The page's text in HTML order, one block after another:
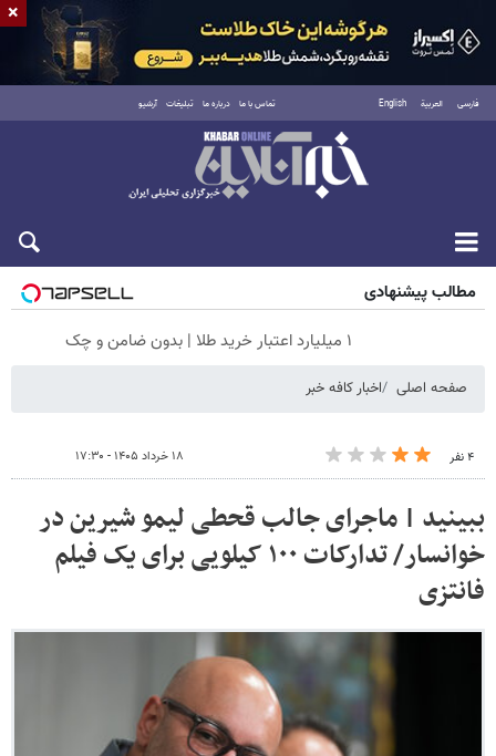
فارسی العربية English تماس با ما درباره ما تبلیغات آرشیو
جمعه ۱۶ مرداد ۱۴۰۵
مطالب پیشنهادی
۱ میلیارد اعتبار خرید طلا | بدون ضامن و چک
صفحه اصلی اخبار کافه خبر
۴ نفر ۱۸ خرداد ۱۴۰۵ - ۱۷:۳۰
ببینید | ماجرای جالب قحطی لیمو شیرین در
خوانسار/ تدارکات ۱۰۰ کیلویی برای یک فیلم
فانتزی
×